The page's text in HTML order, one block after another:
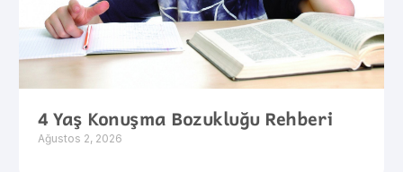
4 Yaş Konuşma Bozukluğu Rehberi
Ağustos 2, 2026